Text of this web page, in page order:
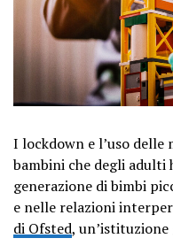
I lockdown e l’uso delle
bambini che degli adulti
generazione di bimbi
e nelle relazioni
di Ofsted,